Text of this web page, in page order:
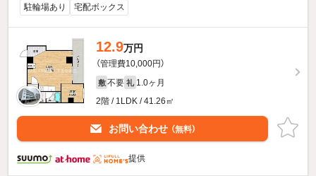
駐輪場あり
宅配ボックス
12.9万円
（管理費10,000円）
敷 不要 礼 1.0ヶ月
2階 / 1LDK / 41.26㎡
お問い合わせ （無料）
提供